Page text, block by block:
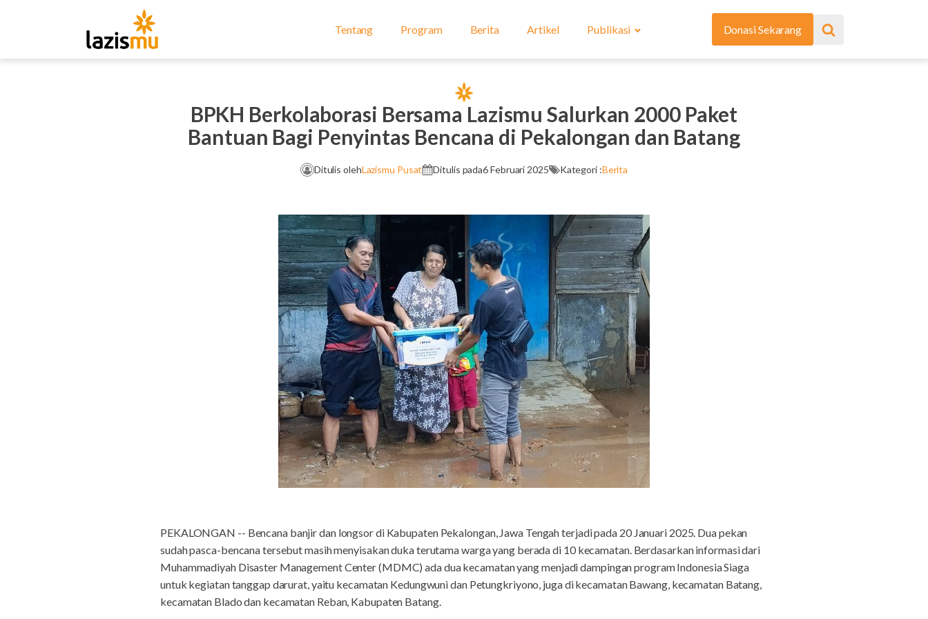
Tentang Program Berita Artikel Publikasi Donasi Sekarang
BPKH Berkolaborasi Bersama Lazismu Salurkan 2000 Paket
Bantuan Bagi Penyintas Bencana di Pekalongan dan Batang
Ditulis olehLazismu Pusat Ditulis pada6 Februari 2025 Kategori :Berita
PEKALONGAN -- Bencana banjir dan longsor di Kabupaten Pekalongan, Jawa Tengah terjadi pada 20 Januari 2025. Dua pekan
sudah pasca-bencana tersebut masih menyisakan duka terutama warga yang berada di 10 kecamatan. Berdasarkan informasi dari
Muhammadiyah Disaster Management Center (MDMC) ada dua kecamatan yang menjadi dampingan program Indonesia Siaga
untuk kegiatan tanggap darurat, yaitu kecamatan Kedungwuni dan Petungkriyono, juga di kecamatan Bawang, kecamatan Batang,
kecamatan Blado dan kecamatan Reban, Kabupaten Batang.